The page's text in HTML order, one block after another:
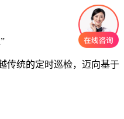
传统的定时巡检，迈向基于